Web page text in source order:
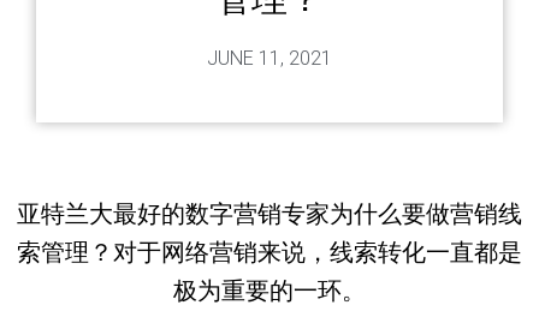
JUNE 11, 2021
亚特兰大最好的数字营销专家为什么要做营销线
索管理？对于网络营销来说，线索转化一直都是
极为重要的一环。